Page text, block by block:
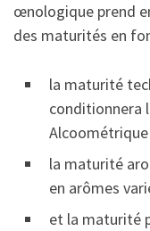
œnologique prend
des maturités en
la maturité
conditionnera
la maturité
en arômes
et la maturité